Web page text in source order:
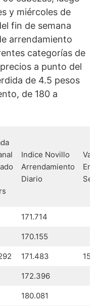
y miércoles de
fin de semana
arrendamiento
categorías de
a punto del
de 4.5 pesos
de 180 a
Indice Novillo
Arrendamiento
Diario
171.714
170.155
171.483
172.396
180.081